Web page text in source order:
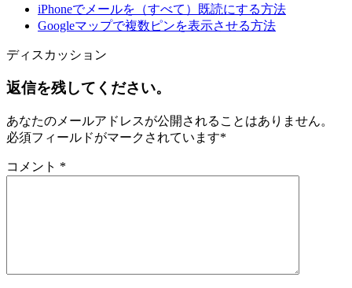
iPhoneでメールを（すべて）既読にする方法
Googleマップで複数ピンを表示させる方法
ディスカッション
返信を残してください。
あなたのメールアドレスが公開されることはありません。
必須フィールドがマークされています*
コメント *